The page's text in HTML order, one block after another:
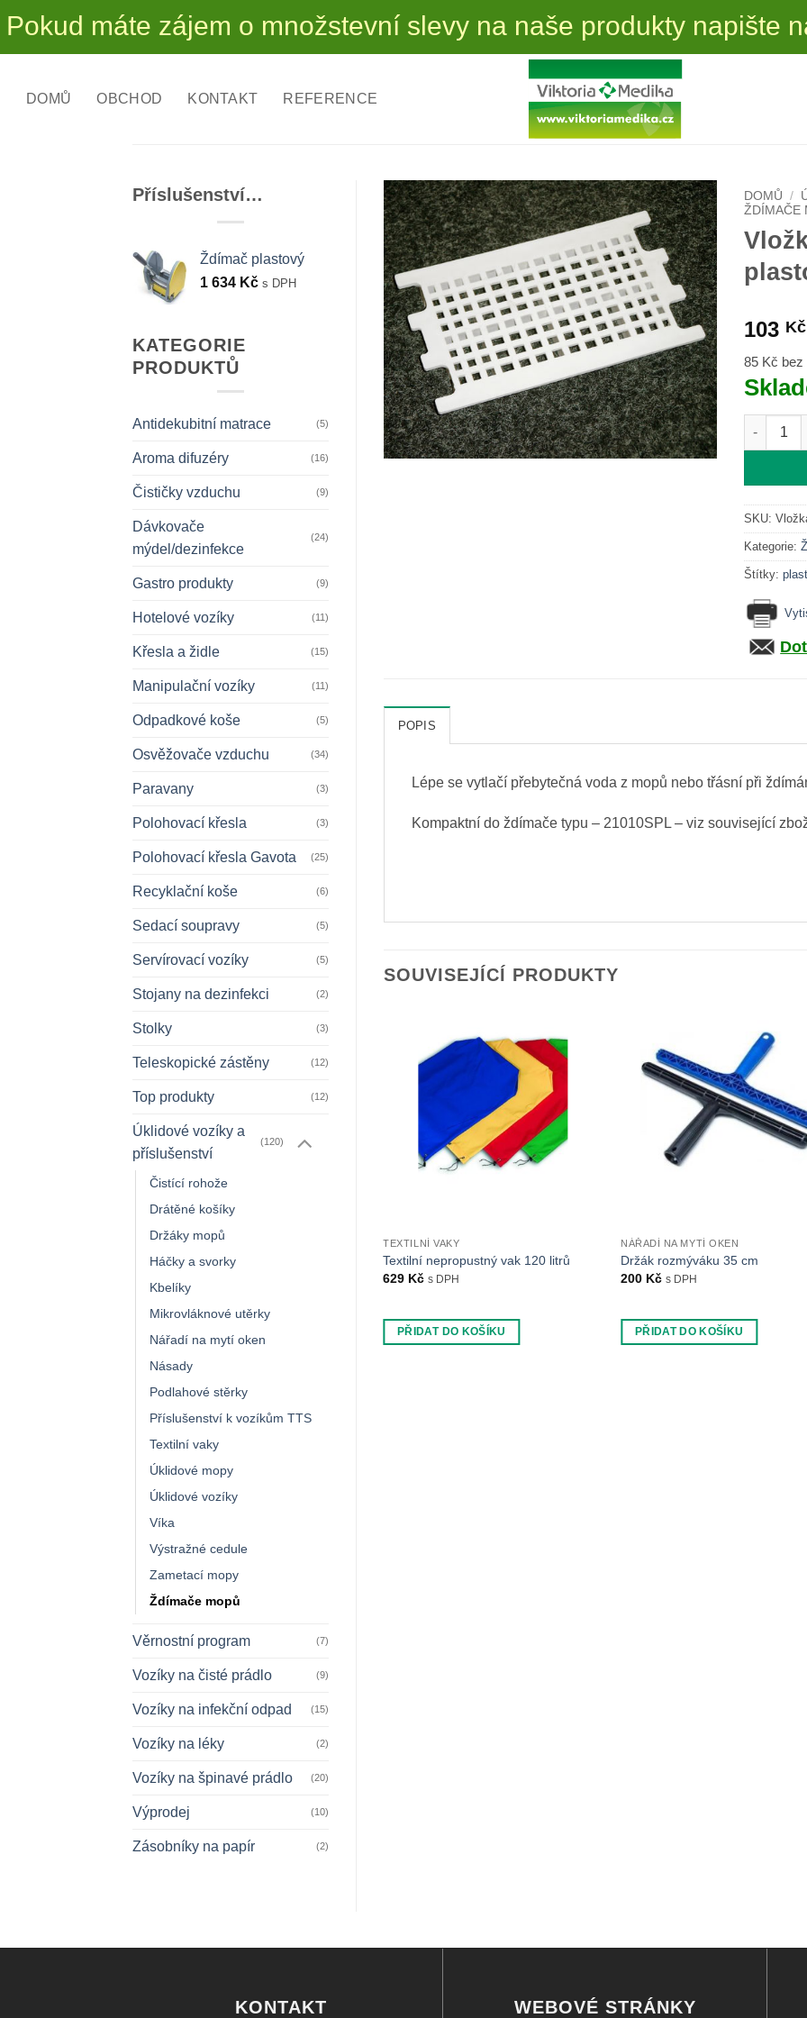
na
obsah
zájem o množstevní slevy na naše produkty napište nám. U
DOMŮ OBCHOD KONTAKT REFERENCE
Příslušenství…
Ždímač plastový
1 634 Kč s DPH
KATEGORIE
PRODUKTŮ
Antidekubitní matrace (5)
Aroma difuzéry (16)
Čističky vzduchu (9)
Dávkovače
mýdel/dezinfekce
(24)
Gastro produkty (9)
Hotelové vozíky (11)
Křesla a židle (15)
Manipulační vozíky (11)
Odpadkové koše (5)
Osvěžovače vzduchu (34)
Paravany (3)
Polohovací křesla (3)
Polohovací křesla Gavota (25)
Recyklační koše (6)
Sedací soupravy (5)
Servírovací vozíky (5)
Stojany na dezinfekci (2)
Stolky (3)
Teleskopické zástěny (12)
Top produkty (12)
Úklidové vozíky a
příslušenství
(120)
Čistící rohože
Drátěné košíky
Držáky mopů
Háčky a svorky
Kbelíky
Mikrovláknové utěrky
Nářadí na mytí oken
Násady
Podlahové stěrky
Příslušenství k vozíkům TTS
Textilní vaky
Úklidové mopy
Úklidové vozíky
Víka
Výstražné cedule
Zametací mopy
Ždímače mopů
Věrnostní program (7)
Vozíky na čisté prádlo (9)
Vozíky na infekční odpad (15)
Vozíky na léky (2)
Vozíky na špinavé prádlo (20)
Výprodej (10)
Zásobníky na papír (2)
DOMŮ /
ŽDÍMAČE
103 Kč
85 Kč bez
Vložka
SKU:
Kategorie:
Štítky:
POPIS
Lépe se vytlačí přebytečná voda z mopů nebo třásní při
Kompaktní do ždímače typu – 21010SPL – viz související
SOUVISEJÍCÍ PRODUKTY
TEXTILNÍ VAKY
Textilní nepropustný vak 120 litrů
629 Kč s DPH
PŘIDAT DO KOŠÍKU
NÁŘADÍ NA MYTÍ OKEN
Držák rozmýváku 35 cm
200 Kč s DPH
PŘIDAT DO KOŠÍKU
Víko 120 litrů
KONTAKT WEBOVÉ STRÁNKY